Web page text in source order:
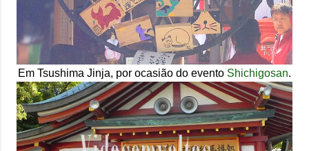
Em Tsushima Jinja, por ocasião do evento Shichigosan.